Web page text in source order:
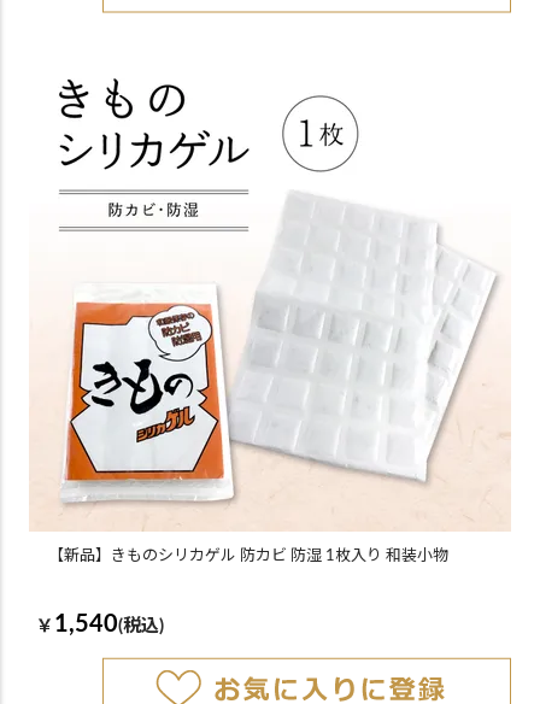
【新品】きものシリカゲル 防カビ 防湿 1枚入り 和装小物
￥ 1,540(税込)